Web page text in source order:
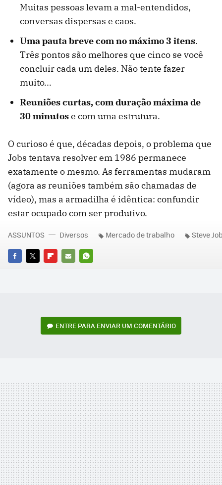
Muitas pessoas levam a mal-entendidos,
conversas dispersas e caos.
Uma pauta breve com no máximo 3 itens.
Três pontos são melhores que cinco se você
concluir cada um deles. Não tente fazer
muito...
Reuniões curtas, com duração máxima de
30 minutose com uma estrutura.
O curioso é que, décadas depois, o problema que
Jobs tentava resolver em 1986 permanece
exatamente o mesmo. As ferramentas mudaram
(agora as reuniões também são chamadas de
vídeo), mas a armadilha é idêntica: confundir
estar ocupado com ser produtivo.
FACEBOOK
TWITTERFLIPBOARD
E-
WHATSAPP
ASSUNTOS Diversos Mercado de trabalho Steve
ENTRE PARA ENVIAR UM COMENTÁRIO